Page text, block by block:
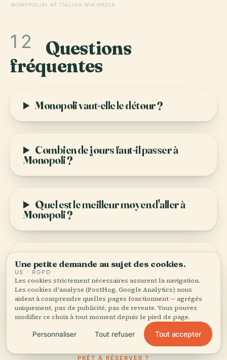
MONOPOLI91 AT ITALIAN WIKIPEDIA
12 Questions
fréquentes
Monopoli vaut-elle le détour ?
Combien de jours faut-il passer à
Monopoli ?
Quel est le meilleur moyen d'aller à
Monopoli ?
Monopoli est-elle sûre pour les
voyageuses et voyageurs en solo ?
Monopoli est-elle chère à visiter ?
PRÊT À RÉSERVER ?
Une petite demande au sujet des cookies.
UE · RGPD
Les cookies strictement nécessaires assurent la navigation.
Les cookies d'analyse (PostHog, Google Analytics) nous
aident à comprendre quelles pages fonctionnent — agrégés
uniquement, pas de publicité, pas de revente. Vous pouvez
modifier ce choix à tout moment depuis le pied de page.
Personnaliser Tout refuser Tout accepter